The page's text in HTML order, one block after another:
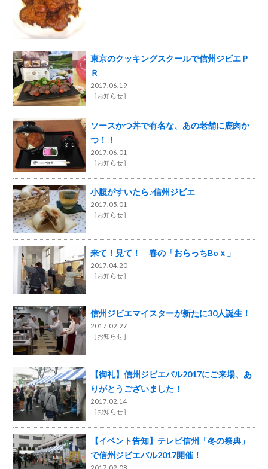
東京のクッキングスクールで信州ジビエＰ
Ｒ
2017.06.19
［お知らせ］
ソースかつ丼で有名な、あの老舗に鹿肉か
つ！！
2017.06.01
［お知らせ］
小腹がすいたら♪信州ジビエ
2017.05.01
［お知らせ］
来て！見て！ 春の「おらっちBoｘ」
2017.04.20
［お知らせ］
信州ジビエマイスターが新たに30人誕生！
2017.02.27
［お知らせ］
【御礼】信州ジビエバル2017にご来場、あ
りがとうございました！
2017.02.14
［お知らせ］
【イベント告知】テレビ信州「冬の祭典」
で信州ジビエバル2017開催！